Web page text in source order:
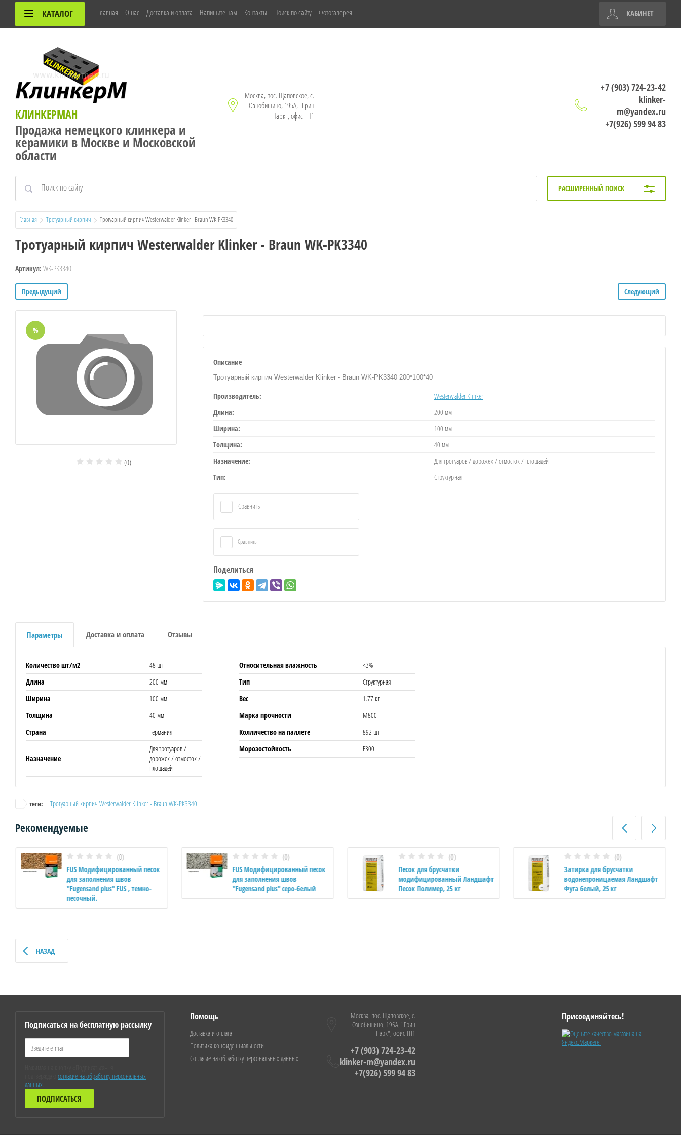
КАТАЛОГ Главная О нас Доставка и оплата Напишите нам Контакты Поиск по сайту Фотогалерея КАБИНЕТ
КЛИНКЕРМАН
Продажа немецкого клинкера и
керамики в Москве и Московской
области
Москва, пос. Щаповское, с.
Ознобишино, 195А, "Грин
Парк", офис ТН1
+7 (903) 724-23-42
klinker-
m@yandex.ru
+7(926) 599 94 83
РАСШИРЕННЫЙ ПОИСК
Главная Тротуарный кирпич
  Тротуарный кирпич Westerwalder Klinker - Braun WK-PK3340
Тротуарный кирпич Westerwalder Klinker - Braun WK-PK3340
Артикул: WK-PK3340
Предыдущий Следующий
%
(0)
Описание
Тротуарный кирпич Westerwalder Klinker - Braun WK-PK3340 200*100*40
Производитель:
Westerwalder Klinker
Длина:
200 мм
Ширина:
100 мм
Толщина:
40 мм
Назначение:
Для тротуаров / дорожек / отмосток / площадей
Тип:
Структурная
Сравнить
Сравнить
Поделиться
Параметры Доставка и оплата Отзывы
Количество шт/м2
48 шт
Длина
200 мм
Ширина
100 мм
Толщина
40 мм
Страна
Германия
Назначение
Для тротуаров /
дорожек / отмосток /
площадей
Относительная влажность
<3%
Тип
Структурная
Вес
1.77 кг
Марка прочности
M800
Колличество на паллете
892 шт
Морозостойкость
F300
теги: Тротуарный кирпич Westerwalder Klinker - Braun WK-PK3340
Рекомендуемые
(0)
FUS Модифицированный песок
для заполнения швов
"Fugensand plus" FUS , темно-
песочный.
(0)
FUS Модифицированный песок
для заполнения швов
"Fugensand plus" серо-белый
(0)
Песок для брусчатки
модифицированный Ландшафт
Песок Полимер, 25 кг
(0)
Затирка для брусчатки
водонепроницаемая Ландшафт
Фуга белый, 25 кг
НАЗАД
Подписаться на бесплатную рассылку
согласие на обработку персональных
данных
ПОДПИСАТЬСЯ
Помощь
Доставка и оплата
Политика конфиденциальности
Согласие на обработку персональных данных
Москва, пос. Щаповское, с.
Ознобишино, 195А, "Грин
Парк", офис ТН1
+7 (903) 724-23-42
klinker-m@yandex.ru
+7(926) 599 94 83
Присоединяйтесь!